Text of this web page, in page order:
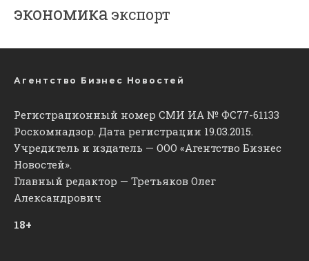
экономика экспорт
Агентство Бизнес Новостей
Регистрационный номер СМИ ИА № ФС77-61133
Роскомнадзор. Дата регистрации 19.03.2015.
Учредитель и издатель — ООО «Агентство Бизнес
Новостей».
Главный редактор — Третьяков Олег
Александрович
18+